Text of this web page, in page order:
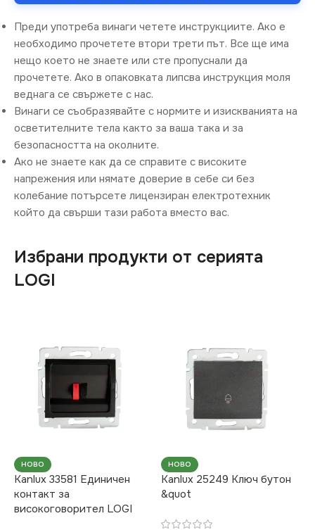
Преди употреба винаги четете инструкциите. Ако е
необходимо прочетете втори трети път. Все ще има
нещо което не знаете или сте пропуснали да
прочетете. Ако в опаковката липсва инструкция моля
веднага се свържете с нас.
Винаги се съобразявайте с нормите и изискванията на
осветителните тела както за ваша така и за
безопасността на околните.
Ако не знаете как да се справите с високите
напрежения или нямате доверие в себе си без
колебание потърсете лицензиран електротехник
който да свърши тази работа вместо вас.
Избрани продукти от серията
LOGI
НОВО
Kanlux 33581 Единичен
контакт за
високоговорител LOGI
НОВО
Kanlux 25249 Ключ бутон
&quot